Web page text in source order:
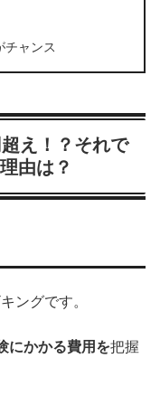
ャンス
え！？それで
由は？
ングです。
にかかる費用を把握